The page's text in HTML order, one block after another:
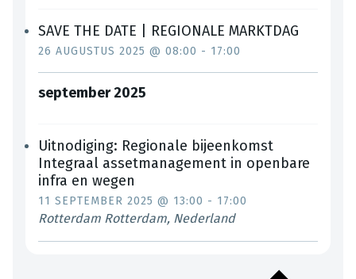
SAVE THE DATE | REGIONALE MARKTDAG
26 AUGUSTUS 2025 @ 08:00 - 17:00
september 2025
Uitnodiging: Regionale bijeenkomst
Integraal assetmanagement in openbare
infra en wegen
11 SEPTEMBER 2025 @ 13:00 - 17:00
Rotterdam Rotterdam, Nederland